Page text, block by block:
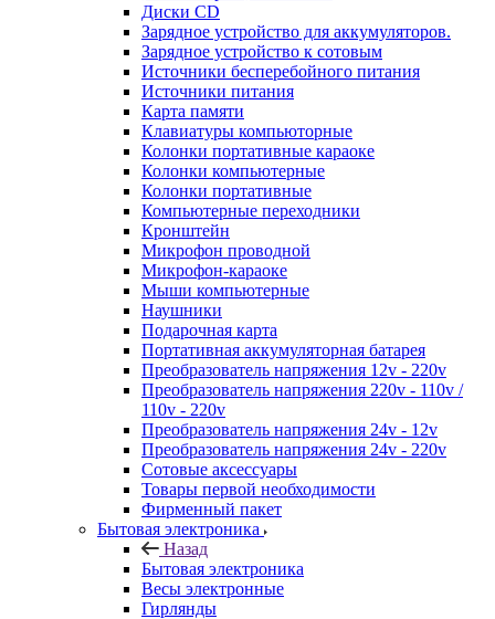
Диски CD
Зарядное устройство для аккумуляторов.
Зарядное устройство к сотовым
Источники бесперебойного питания
Источники питания
Карта памяти
Клавиатуры компьюторные
Колонки портативные караоке
Колонки компьютерные
Колонки портативные
Компьютерные переходники
Кронштейн
Микрофон проводной
Микрофон-караоке
Мыши компьютерные
Наушники
Подарочная карта
Портативная аккумуляторная батарея
Преобразователь напряжения 12v - 220v
Преобразователь напряжения 220v - 110v /
110v - 220v
Преобразователь напряжения 24v - 12v
Преобразователь напряжения 24v - 220v
Сотовые аксессуары
Товары первой необходимости
Фирменный пакет
Бытовая электроника
Назад
Бытовая электроника
Весы электронные
Гирлянды